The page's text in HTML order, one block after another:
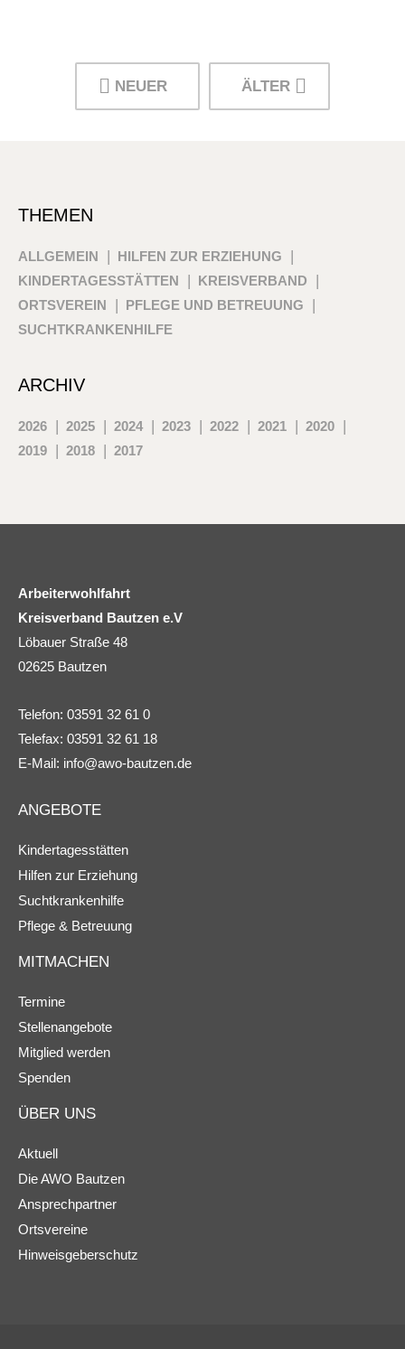
NEUER ÄLTER
THEMEN
ALLGEMEIN
HILFEN ZUR ERZIEHUNG
KINDERTAGESSTÄTTEN
KREISVERBAND
ORTSVEREIN
PFLEGE UND BETREUUNG
SUCHTKRANKENHILFE
ARCHIV
2026 2025 2024 2023 2022 2021
2020
2019
2018 2017
Arbeiterwohlfahrt
Kreisverband Bautzen e.V
Löbauer Straße 48
02625 Bautzen
Telefon: 03591 32 61 0
Telefax: 03591 32 61 18
E-Mail: info@awo-bautzen.de
ANGEBOTE
Kindertagesstätten
Hilfen zur Erziehung
Suchtkrankenhilfe
Pflege & Betreuung
MITMACHEN
Termine
Stellenangebote
Mitglied werden
Spenden
ÜBER UNS
Aktuell
Die AWO Bautzen
Ansprechpartner
Ortsvereine
Hinweisgeberschutz